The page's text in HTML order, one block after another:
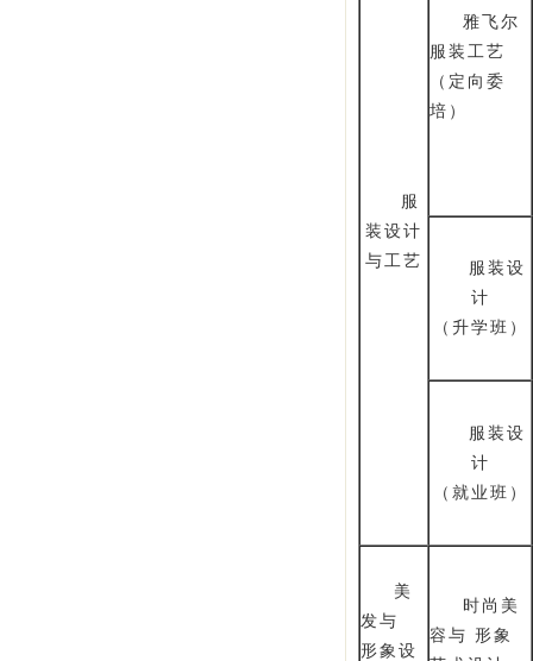
服
装设计
与工艺
雅飞尔
服装工艺
（定向委
培）
服装设
计
（升学班）
服装设
计
（就业班）
美
发与
形象设
时尚美
容与 形象